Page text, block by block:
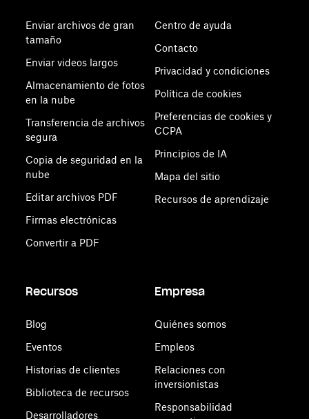
Enviar archivos de gran
tamaño
Enviar videos largos
Almacenamiento de fotos
en la nube
Transferencia de archivos
segura
Copia de seguridad en la
nube
Editar archivos PDF
Firmas electrónicas
Convertir a PDF
Centro de ayuda
Contacto
Privacidad y condiciones
Política de cookies
Preferencias de cookies y
CCPA
Principios de IA
Mapa del sitio
Recursos de aprendizaje
Recursos
Blog
Eventos
Historias de clientes
Biblioteca de recursos
Desarrolladores
Empresa
Quiénes somos
Empleos
Relaciones con
inversionistas
Responsabilidad